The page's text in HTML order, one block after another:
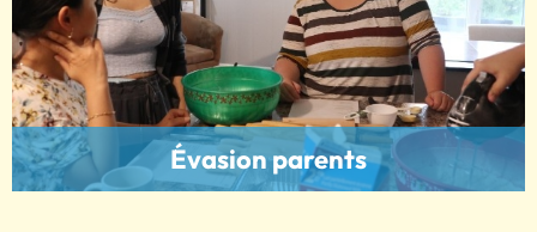
Évasion parents